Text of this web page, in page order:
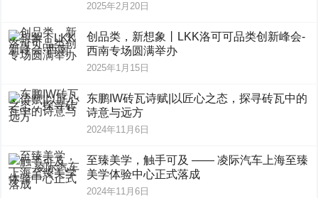
2025年2月20日
创品类，新想象丨LKK洛可可品类创新峰会-
西南专场圆满举办
2025年1月15日
东鹏IW砖瓦诗赋|以匠心之态，探寻砖瓦中的
诗意与远方
2024年11月6日
至臻美学，触手可及 —— 凌际汽车上海至臻
美学体验中心正式落成
2024年11月6日